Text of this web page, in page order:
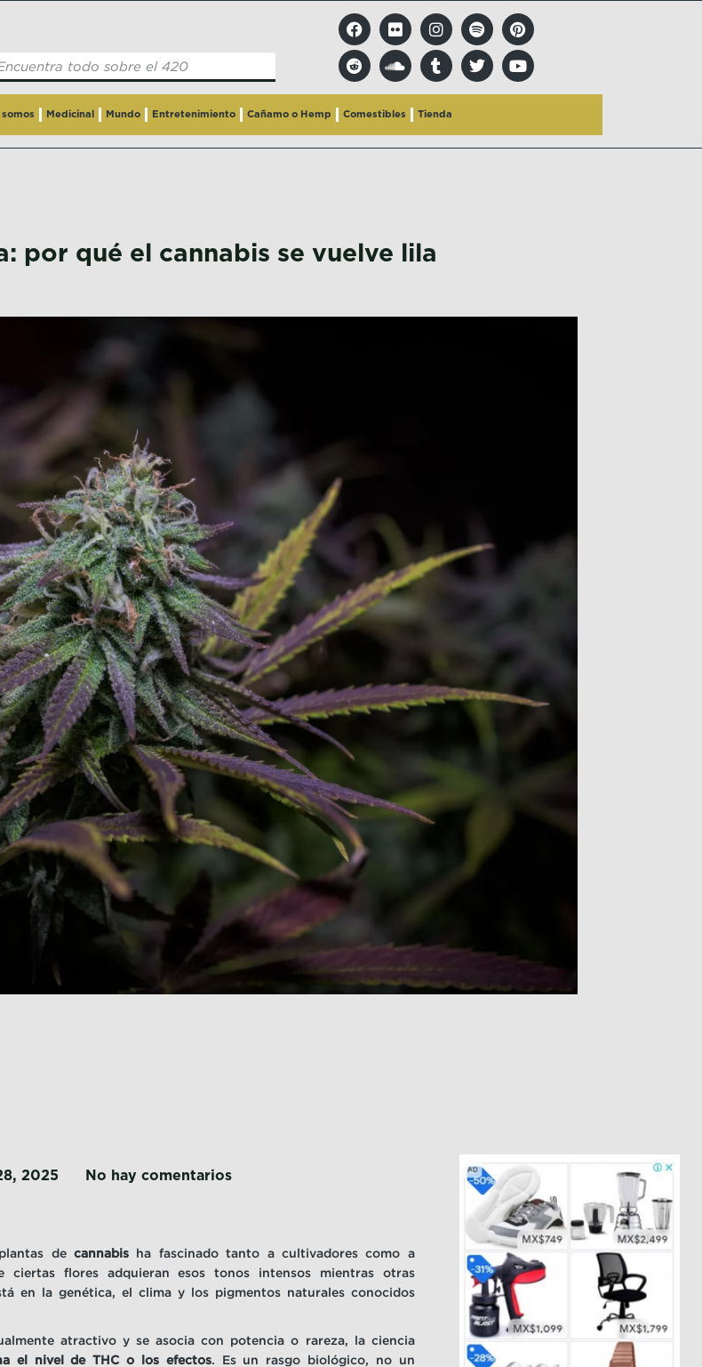
Medicinal Mundo Entretenimiento Cañamo o Hemp Comestibles Tienda
por qué el cannabis se vuelve lila
2025 No hay comentarios
decannabis ha fascinado tanto a cultivadores como a
ciertas flores adquieran esos tonos intensos mientras otras
en la genética, el clima y los pigmentos naturales conocidos
atractivo y se asocia con potencia o rareza, la ciencia
el nivel de THC o los efectos. Es un rasgo biológico, no un